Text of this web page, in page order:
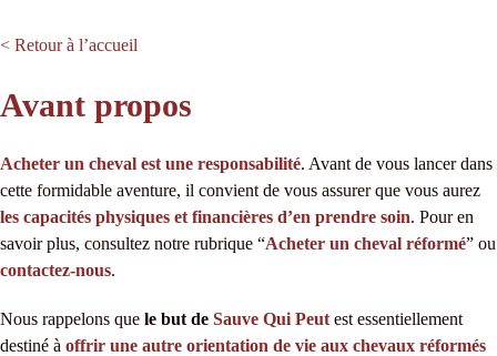
< Retour à l’accueil
Avant propos
Acheter un cheval est une responsabilité. Avant de vous lancer dans
cette formidable aventure, il convient de vous assurer que vous aurez
les capacités physiques et financières d’en prendre soin. Pour en
savoir plus, consultez notre rubrique “Acheter un cheval réformé” ou
contactez-nous.
Nous rappelons que le but de Sauve Qui Peut est essentiellement
destiné à offrir une autre orientation de vie aux chevaux réformés